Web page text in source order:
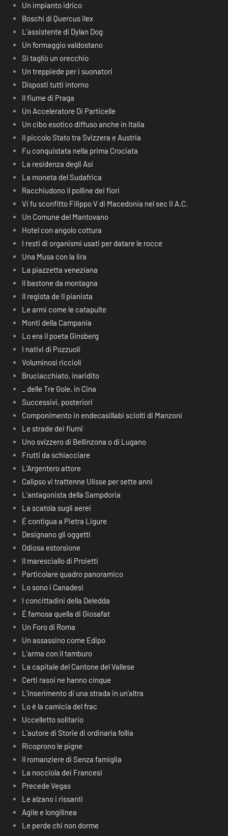
Un impianto idrico
Boschi di Quercus ilex
L’assistente di Dylan Dog
Un formaggio valdostano
Si tagliò un orecchio
Un treppiede per i suonatori
Disposti tutti intorno
Il fiume di Praga
Un Acceleratore Di Particelle
Un cibo esotico diffuso anche in Italia
Il piccolo Stato tra Svizzera e Austria
Fu conquistata nella prima Crociata
La residenza degli Asi
La moneta del Sudafrica
Racchiudono il polline dei fiori
Vi fu sconfitto Filippo V di Macedonia nel sec II A.C.
Un Comune del Mantovano
Hotel con angolo cottura
I resti di organismi usati per datare le rocce
Una Musa con la lira
La piazzetta veneziana
Il bastone da montagna
Il regista de Il pianista
Le armi come le catapulte
Monti della Campania
Lo era il poeta Ginsberg
I nativi di Pozzuoli
Voluminosi riccioli
Bruciacchiato, inaridito
_ delle Tre Gole, in Cina
Successivi, posteriori
Componimento in endecasillabi sciolti di Manzoni
Le strade dei fiumi
Uno svizzero di Bellinzona o di Lugano
Frutti da schiacciare
L’Argentero attore
Calipso vi trattenne Ulisse per sette anni
L’antagonista della Sampdoria
La scatola sugli aerei
É contigua a Pietra Ligure
Designano gli oggetti
Odiosa estorsione
Il maresciallo di Proietti
Particolare quadro panoramico
Lo sono i Canadesi
I concittadini della Deledda
É famosa quella di Giosafat
Un Foro di Roma
Un assassino come Edipo
L’arma con il tamburo
La capitale del Cantone del Vallese
Certi rasoi ne hanno cinque
L’inserimento di una strada in un’altra
Lo è la camicia del frac
Uccelletto solitario
L’autore di Storie di ordinaria follia
Ricoprono le pigne
Il romanziere di Senza famiglia
La nocciola dei Francesi
Precede Vegas
Le alzano i rissanti
Agile e longilinea
Le perde chi non dorme